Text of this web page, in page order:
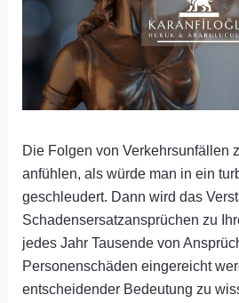
Die Folgen von Verkehrsunfällen
anfühlen, als würde man in ein
geschleudert. Dann wird das
Schadensersatzansprüchen zu
jedes Jahr Tausende von
Personenschäden eingereicht
entscheidender Bedeutung zu